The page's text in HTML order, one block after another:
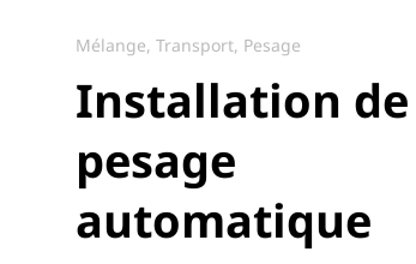
Mélange, Transport, Pesage
Installation de
pesage
automatique